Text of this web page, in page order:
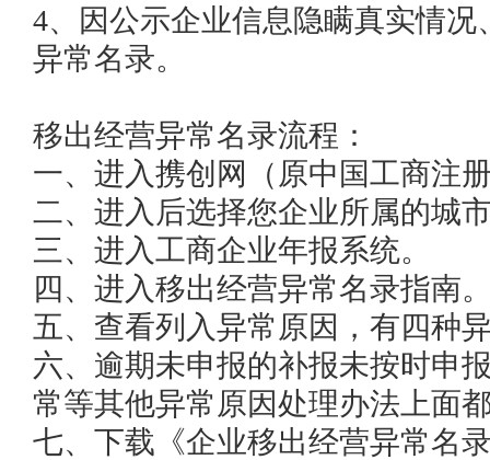
4、因公示企业信息隐瞒真实情
异常名录。
移出经营异常名录流程：
一、进入携创网（原中国工商注
二、进入后选择您企业所属的城
三、进入工商企业年报系统。
四、进入移出经营异常名录指南
五、查看列入异常原因，有四种
六、逾期未申报的补报未按时申
常等其他异常原因处理办法上面
七、下载《企业移出经营异常名